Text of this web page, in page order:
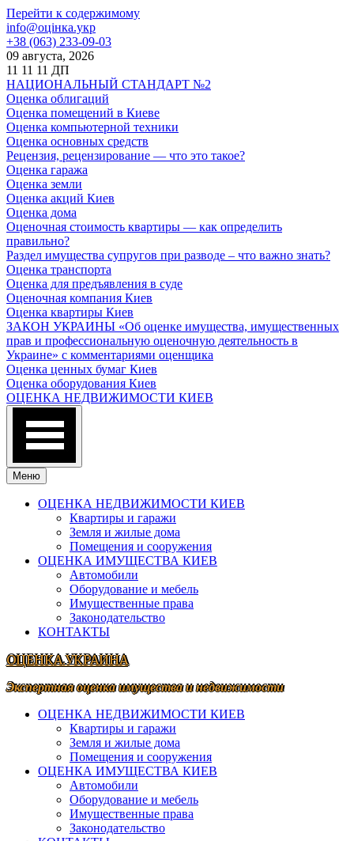
Перейти к содержимому
info@оцінка.укр
+38 (063) 233-09-03
09 августа, 2026
11 11 11 ДП
НАЦИОНАЛЬНЫЙ СТАНДАРТ №2
Оценка облигаций
Оценка помещений в Киеве
Оценка компьютерной техники
Оценка основных средств
Рецензия, рецензирование — что это такое?
Оценка гаража
Оценка земли
Оценка акций Киев
Оценка дома
Оценочная стоимость квартиры — как определить
правильно?
Раздел имущества супругов при разводе – что важно знать?
Оценка транспорта
Оценка для предъявления в суде
Оценочная компания Киев
Оценка квартиры Киев
ЗАКОН УКРАИНЫ «Об оценке имущества, имущественных
прав и профессиональную оценочную деятельность в
Украине» с комментариями оценщика
Оценка ценных бумаг Киев
Оценка оборудования Киев
ОЦЕНКА НЕДВИЖИМОСТИ КИЕВ
Меню
ОЦЕНКА НЕДВИЖИМОСТИ КИЕВ
Квартиры и гаражи
Земля и жилые дома
Помещения и сооружения
ОЦЕНКА ИМУЩЕСТВА КИЕВ
Автомобили
Оборудование и мебель
Имущественные права
Законодательство
КОНТАКТЫ
ОЦЕНКА.УКРАИНА
Экспертная оценка имущества и недвижимости
ОЦЕНКА НЕДВИЖИМОСТИ КИЕВ
Квартиры и гаражи
Земля и жилые дома
Помещения и сооружения
ОЦЕНКА ИМУЩЕСТВА КИЕВ
Автомобили
Оборудование и мебель
Имущественные права
Законодательство